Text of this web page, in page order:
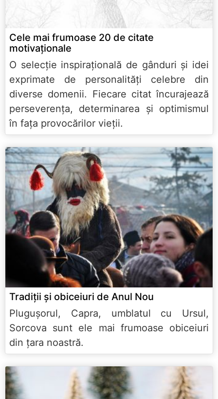
Cele mai frumoase 20 de citate
motivaționale
O selecție inspirațională de gânduri și idei
exprimate de personalități celebre din
diverse domenii. Fiecare citat încurajează
perseverența, determinarea și optimismul
în fața provocărilor vieții.
Tradiţii şi obiceiuri de Anul Nou
Pluguşorul, Capra, umblatul cu Ursul,
Sorcova sunt ele mai frumoase obiceiuri
din ţara noastră.